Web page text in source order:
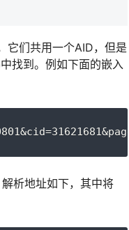
它们共用一个AID，但是
找到。例如下面的嵌入
析地址如下，其中将